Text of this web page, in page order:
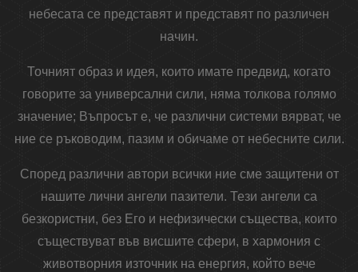
небесата се представят и представят по различен
начин.
Точният образ и идея, които имате предвид, когато
говорите за универсални сили, няма толкова голямо
значение; Въпросът е, че различни системи вярват, че
ние се ръководим, пазим и обичаме от небесните сили.
Според различни автори всички ние сме защитени от
нашите лични ангели пазители. Тези ангели са
безкористни, без Его и нефизически същества, които
съществуват във висшите сфери, в хармония с
животворния източник на енергия, който вече